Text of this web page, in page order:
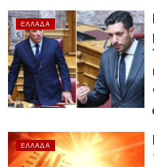
ΕΛΛΆΔΑ
ΕΛΛΆΔΑ